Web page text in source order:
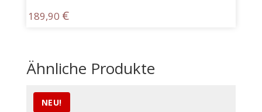
189,90 €
Ähnliche Produkte
NEU!